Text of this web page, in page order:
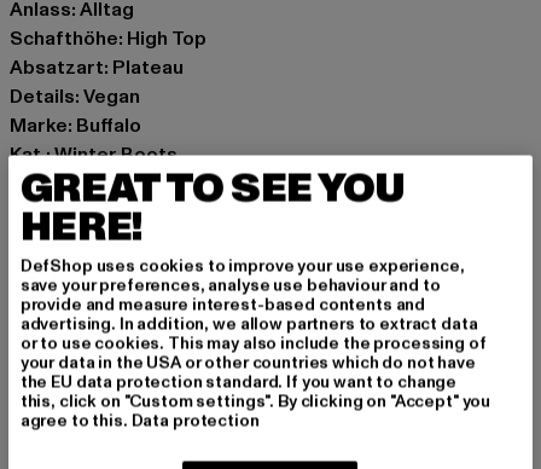
Anlass: Alltag
Schafthöhe: High Top
Absatzart: Plateau
Details: Vegan
Marke: Buffalo
Kat.: Winter Boots
Farbe: schwarz
Hersteller Farbe: black
Obermaterial: sonstiges Material
Innenfutter: Textil
Art.Nr: 1220056-00007
Hersteller: Buffalo Boots GmbH |service-de@buffalo-
boots.com
Schanzenstraße 41 | 51063 Köln | DE
GREAT TO SEE YOU
HERE!
DefShop uses cookies to improve your use experience,
save your preferences, analyse use behaviour and to
provide and measure interest-based contents and
advertising. In addition, we allow partners to extract data
or to use cookies. This may also include the processing of
your data in the USA or other countries which do not have
the EU data protection standard. If you want to change
this, click on "Custom settings". By clicking on "Accept" you
agree to this. Data protection